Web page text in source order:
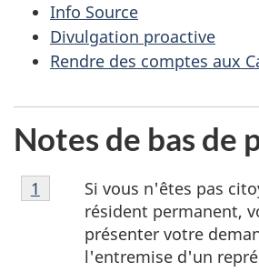
Info Source
Divulgation proactive
Rendre des comptes aux
Notes de bas de
Notes
de
Si vous n'êtes pas
résident permanent,
présenter votre
l'entremise d'un
Retour à la référence de la
1